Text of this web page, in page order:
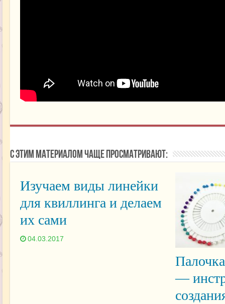
С этим материалом чаще просматривают:
Изучаем виды линейки
для квиллинга и делаем
их сами
04.03.2017
—